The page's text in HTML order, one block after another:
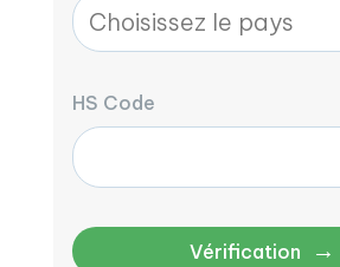
HS Code
Vérification →